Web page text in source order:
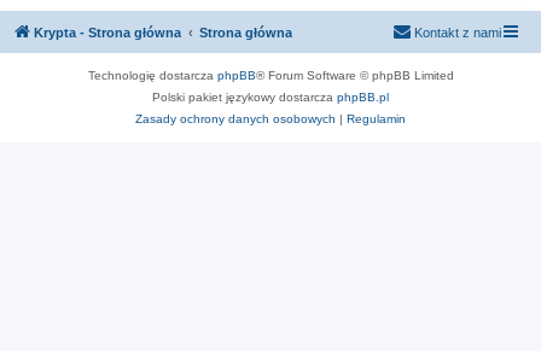
Krypta - Strona główna Strona główna Kontakt z nami
Technologię dostarcza phpBB® Forum Software © phpBB Limited
Polski pakiet językowy dostarcza phpBB.pl
Zasady ochrony danych osobowych | Regulamin